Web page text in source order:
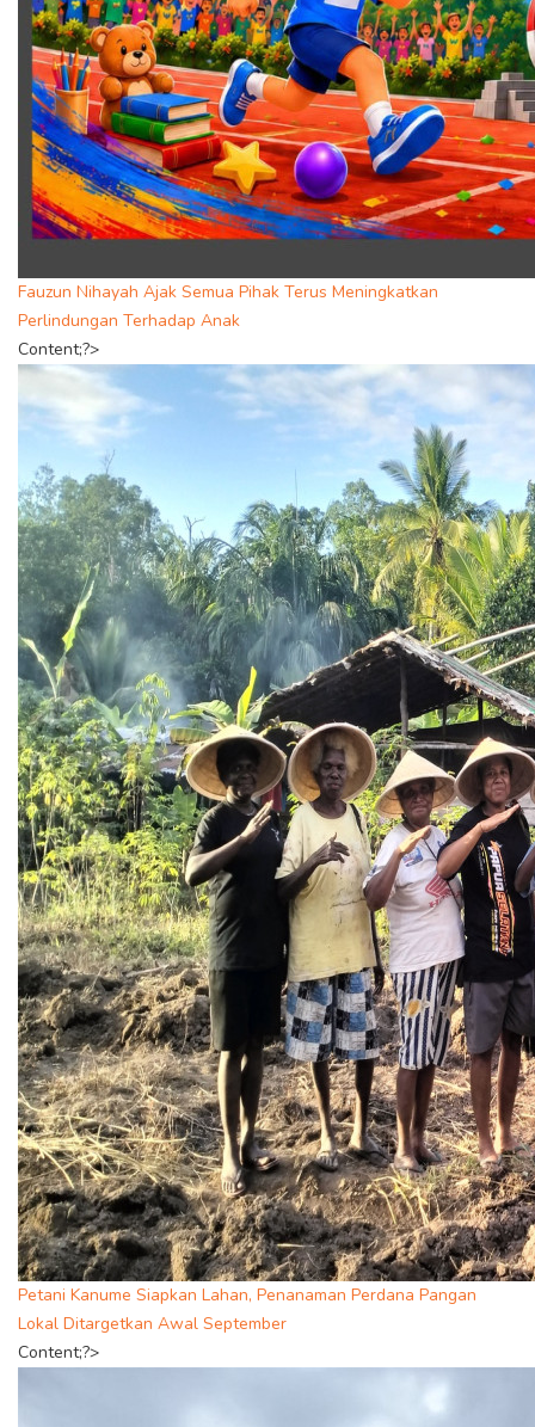
Fauzun Nihayah Ajak Semua Pihak Terus Meningkatkan
Perlindungan Terhadap Anak
Content;?>
Petani Kanume Siapkan Lahan, Penanaman Perdana Pangan
Lokal Ditargetkan Awal September
Content;?>